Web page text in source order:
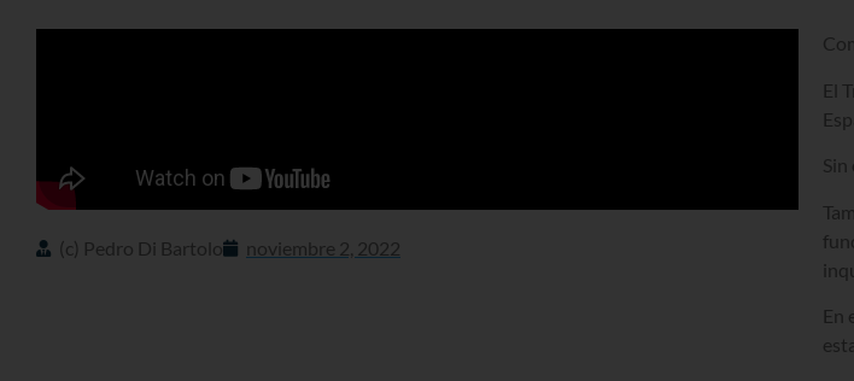
(c) Pedro Di Bartolo noviembre 2, 2022
El
En